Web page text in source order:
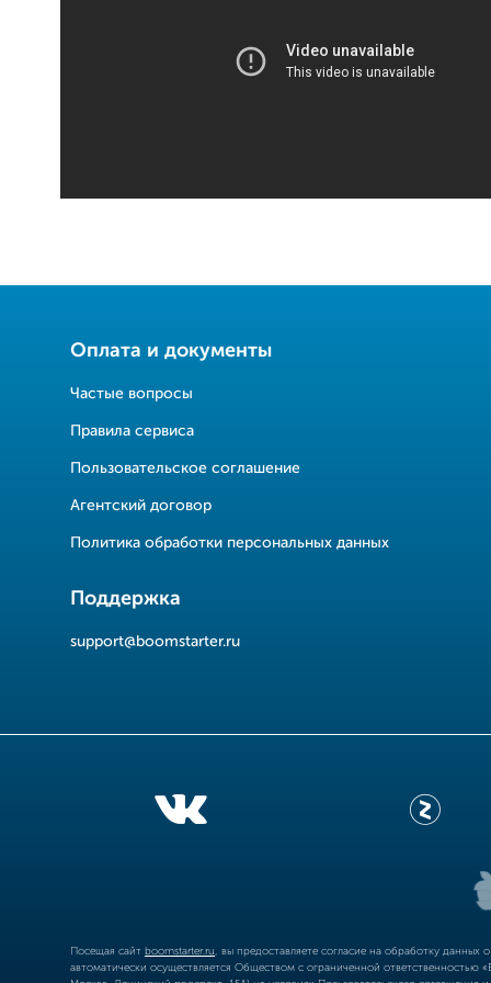
Оплата и документы
Частые вопросы
Правила сервиса
Пользовательское соглашение
Агентский договор
Политика обработки персональных данных
Поддержка
support@boomstarter.ru
Посещая сайт boomstarter.ru , вы предоставляете согласие на обработку
автоматически осуществляется Обществом с ограниченной